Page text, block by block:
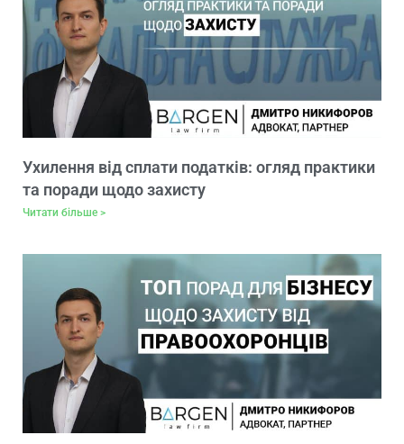
Ухилення від сплати податків: огляд практики
та поради щодо захисту
Читати більше >